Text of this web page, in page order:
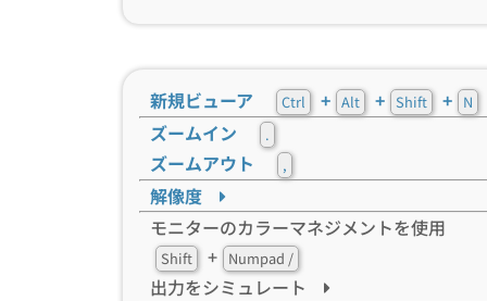
新規ビューア Ctrl + Alt + Shift + N
ズームイン .
ズームアウト ,
解像度
モニターのカラーマネジメントを使用
Shift + Numpad /
出力をシミュレート